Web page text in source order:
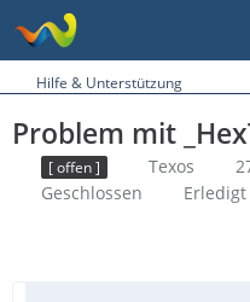
Hilfe & Unterstützung
Problem mit
[ offen ] Texos
Geschlossen
Erledigt